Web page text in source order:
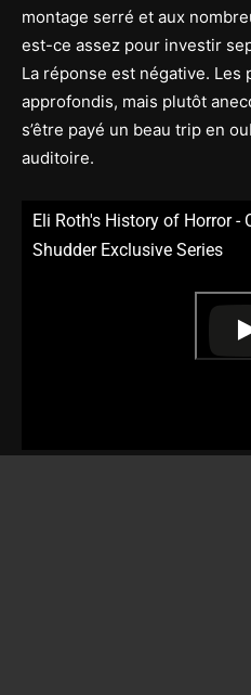
montage serré et aux
est-ce assez pour investir
La réponse est négative. Les
approfondis, mais plutôt
s’être payé un beau trip en
auditoire.
Eli Roth's History of Horror -
Shudder Exclusive Series